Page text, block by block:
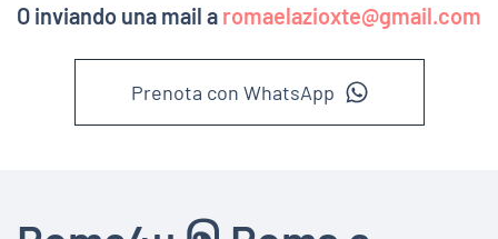
O inviando una mail a romaelazioxte@gmail.com
Prenota con WhatsApp